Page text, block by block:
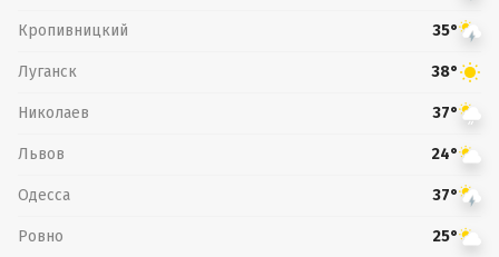
Кропивницкий 35°
Луганск 38°
Николаев 37°
Львов 24°
Одесса 37°
Ровно 25°